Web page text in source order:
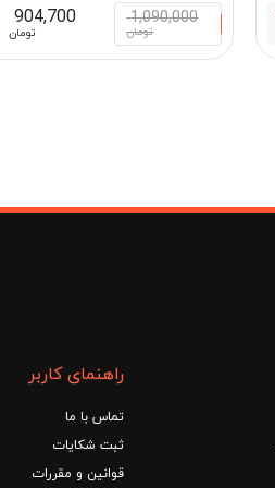
اصلی:
فعلی:
1,090,000
تومان
904,700
تومان
راهنمای کاربر
تماس با ما
ثبت شکایات
قوانین و مقررات